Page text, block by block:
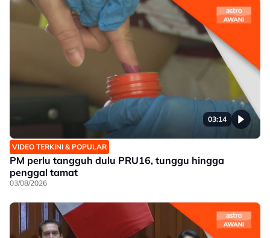
03:14
VIDEO TERKINI & POPULAR
PM perlu tangguh dulu PRU16, tunggu hingga
penggal tamat
03/08/2026